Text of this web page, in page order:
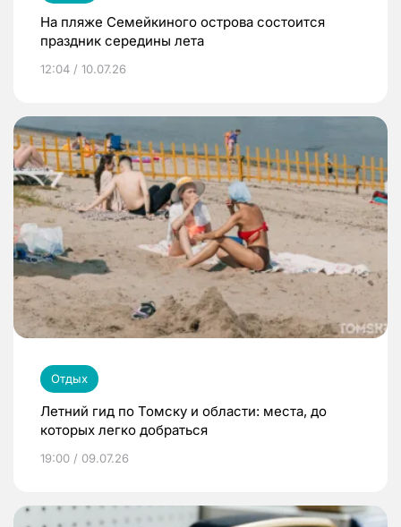
На пляже Семейкиного острова состоится
праздник середины лета
12:04 / 10.07.26
Отдых
Летний гид по Томску и области: места, до
которых легко добраться
19:00 / 09.07.26